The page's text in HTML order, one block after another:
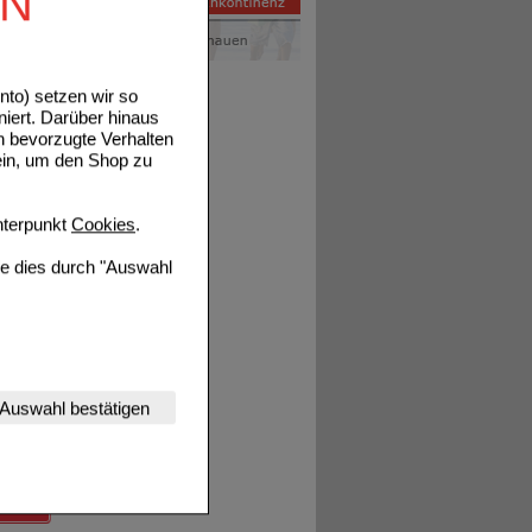
setzen wir so
Darüber hinaus
bevorzugte Verhalten
um den Shop zu
Cookies.
dies durch "Auswahl
Website
werden kann.
(z.B.
Auswahl bestätigen